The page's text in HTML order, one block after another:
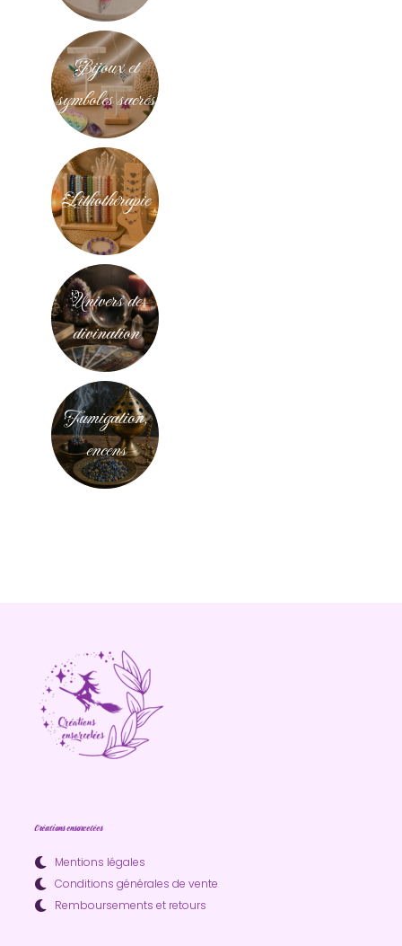
Bijoux et
symboles sacrés
Lithothérapie
Univers de
divination
Fumigation,
encens
Créations ensorcelées
Mentions légales
Conditions générales de vente
Remboursements et retours